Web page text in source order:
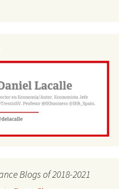
Blogs of 2018-2021